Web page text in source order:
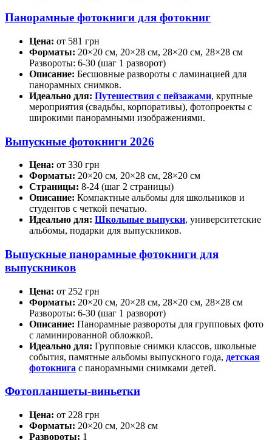
Панорамные фотокниги для фотокниг
Цена: от 581 грн
Форматы: 20×20 см, 20×28 см, 28×20 см, 28×28 см
Развороты: 6-30 (шаг 1 разворот)
Описание: Бесшовные развороты с ламинацией для
панорамных снимков.
Идеально для: Путешествия с пейзажами, крупные
мероприятия (свадьбы, корпоративы), фотопроекты с
широкими панорамными изображениями.
Выпускные фотокниги 2026
Цена: от 330 грн
Форматы: 20×20 см, 20×28 см, 28×20 см
Страницы: 8-24 (шаг 2 страницы)
Описание: Компактные альбомы для школьников и
студентов с четкой печатью.
Идеально для: Школьные выпуски, университетские
альбомы, подарки для выпускников.
Выпускные панорамные фотокниги для
выпускников
Цена: от 252 грн
Форматы: 20×20 см, 20×28 см, 28×20 см, 28×28 см
Развороты: 6-30 (шаг 1 разворот)
Описание: Панорамные развороты для групповых фото
с ламинированной обложкой.
Идеально для: Групповые снимки классов, школьные
события, памятные альбомы выпускного года, детская
фотокнига с панорамными снимками детей.
Фотопланшеты-виньетки
Цена: от 228 грн
Форматы: 20×20 см, 20×28 см
Развороты: 1